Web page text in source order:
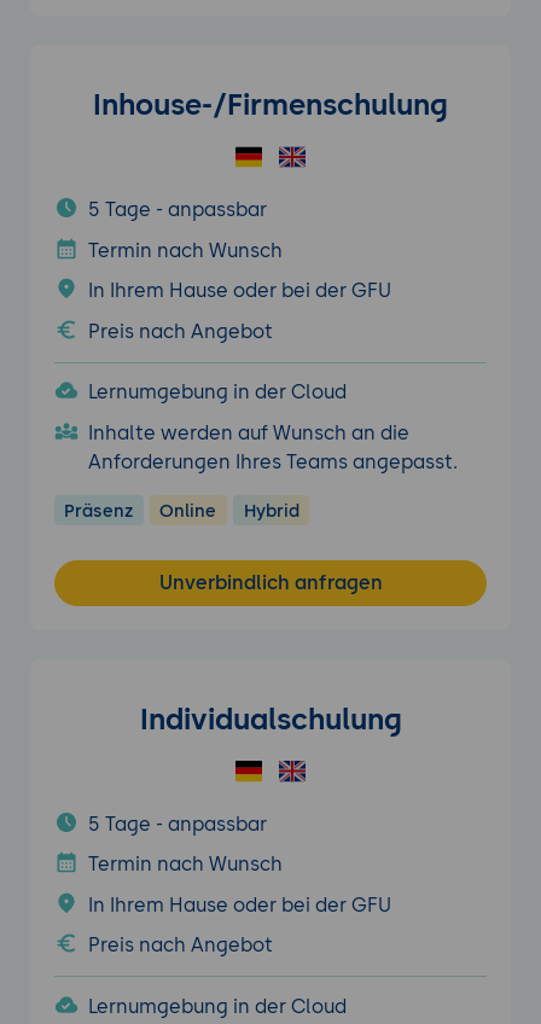
Inhouse-/Firmenschulung
5 Tage - anpassbar
Termin nach Wunsch
In Ihrem Hause oder bei der GFU
Preis nach Angebot
Lernumgebung in der Cloud
Inhalte werden auf Wunsch an die
Anforderungen Ihres Teams angepasst.
Präsenz Online Hybrid
Unverbindlich anfragen
Individualschulung
5 Tage - anpassbar
Termin nach Wunsch
In Ihrem Hause oder bei der GFU
Preis nach Angebot
Lernumgebung in der Cloud